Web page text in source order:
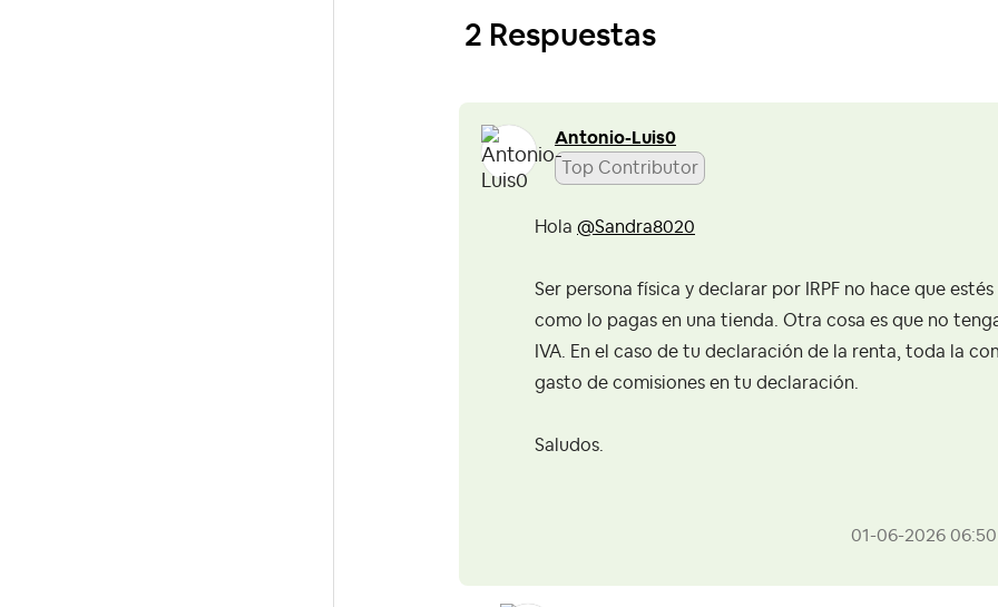
2 Respuestas
Antonio-Luis0
Top Contributor
Hola @Sandra8020
Ser persona física y declarar por IRPF no hace que
como lo pagas en una tienda. Otra cosa es que no
IVA. En el caso de tu declaración de la renta, toda la
gasto de comisiones en tu declaración.
Saludos.
‎01-06-2026 06:50